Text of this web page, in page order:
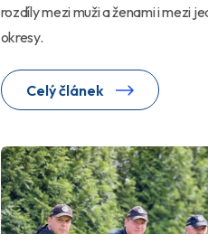
rozdíly mezi muži a ženami i mezi
okresy.
Celý článek